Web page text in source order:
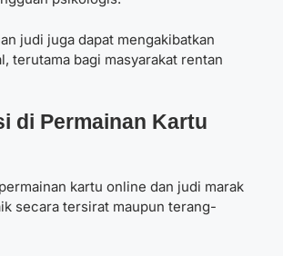
judi juga dapat mengakibatkan
terutama bagi masyarakat rentan
di Permainan Kartu
kartu online dan judi marak
secara tersirat maupun terang-